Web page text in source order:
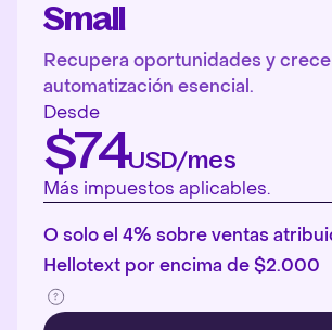
Small
Recupera oportunidades y
automatización esencial.
Desde
$74USD/mes
Más impuestos aplicables.
O solo el 4% sobre ventas
Hellotext por encima de $2.000